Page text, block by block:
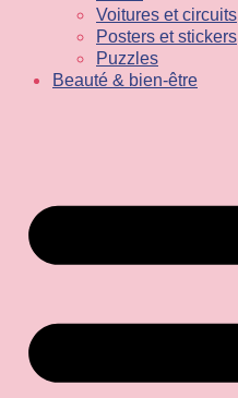
Voitures et circuits
Posters et stickers
Puzzles
Beauté & bien-être